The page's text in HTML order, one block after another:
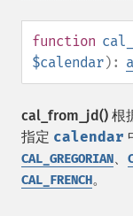
function
$calendar):
cal_from_jd() 根
指定 calendar
CAL_GREGORIAN、
CAL_FRENCH。